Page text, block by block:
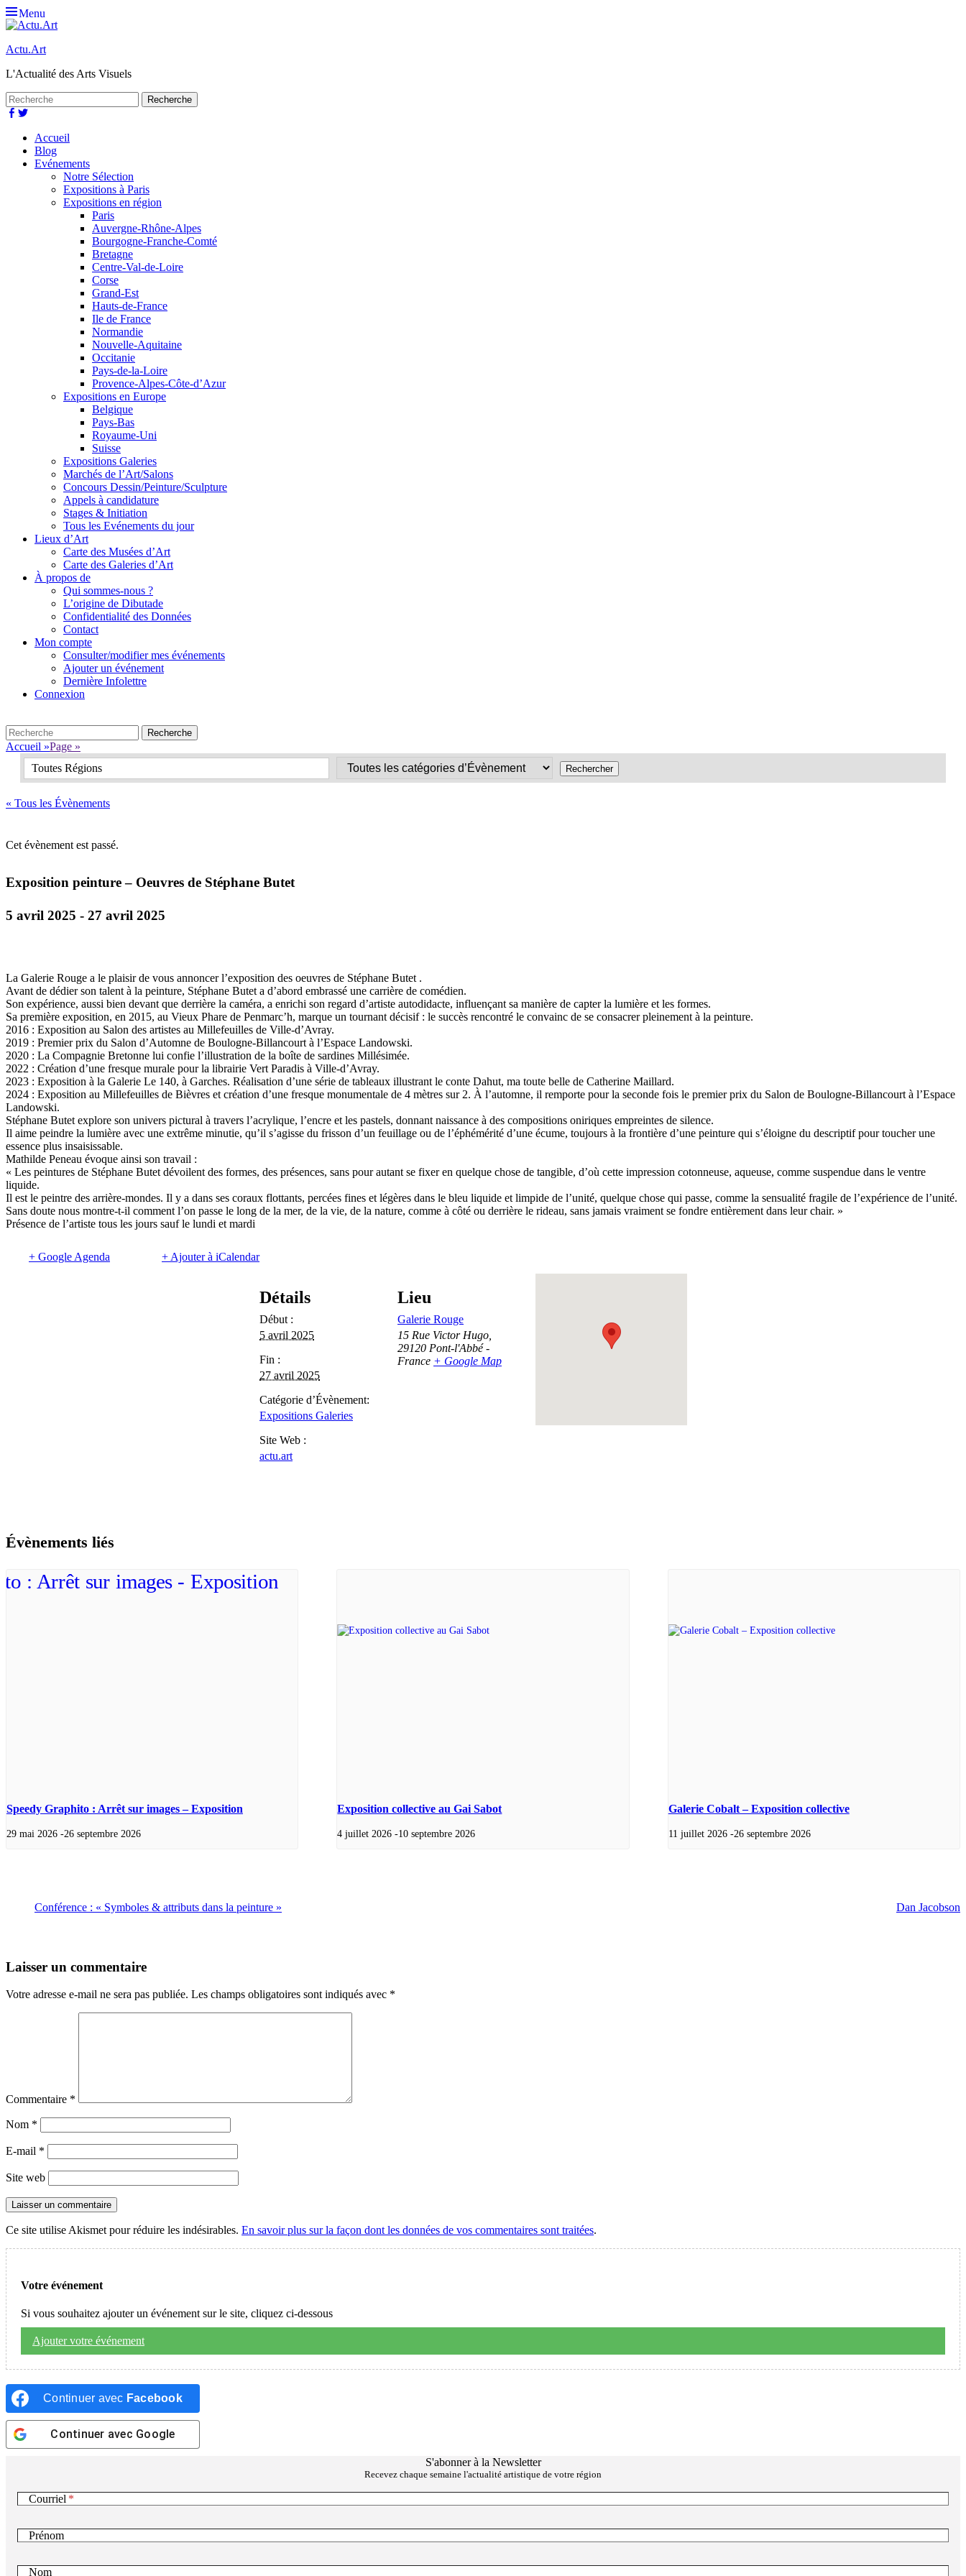
Menu
Actu.Art
L'Actualité des Arts Visuels
Recherche
pour:Facebook
Premier
menu
Aller
contenu
Accueil
Blog
Evénements
Notre Sélection
Expositions à Paris
Expositions en région
Paris
Auvergne-Rhône-Alpes
Bourgogne-Franche-Comté
Bretagne
Centre-Val-de-Loire
Corse
Grand-Est
Hauts-de-France
Ile de France
Normandie
Nouvelle-Aquitaine
Occitanie
Pays-de-la-Loire
Provence-Alpes-Côte-d’Azur
Expositions en Europe
Belgique
Pays-Bas
Royaume-Uni
Suisse
Expositions Galeries
Marchés de l’Art/Salons
Concours Dessin/Peinture/Sculpture
Appels à candidature
Stages & Initiation
Tous les Evénements du jour
Lieux d’Art
Carte des Musées d’Art
Carte des Galeries d’Art
À propos de
Qui sommes-nous ?
L’origine de Dibutade
Confidentialité des Données
Contact
Mon compte
Consulter/modifier mes événements
Ajouter un événement
Dernière Infolettre
Connexion
Recherche
pour:
Accueil »Page »
Toutes Régions
« Tous les Évènements
Cet évènement est passé.
Exposition peinture – Oeuvres de Stéphane Butet
5 avril 2025 - 27 avril 2025
La Galerie Rouge a le plaisir de vous annoncer l’exposition des oeuvres de Stéphane Butet .
Avant de dédier son talent à la peinture, Stéphane Butet a d’abord embrassé une carrière de comédien.
Son expérience, aussi bien devant que derrière la caméra, a enrichi son regard d’artiste autodidacte, influençant sa manière de capter la lumière et les formes.
Sa première exposition, en 2015, au Vieux Phare de Penmarc’h, marque un tournant décisif : le succès rencontré le convainc de se consacrer pleinement à la peinture.
2016 : Exposition au Salon des artistes au Millefeuilles de Ville-d’Avray.
2019 : Premier prix du Salon d’Automne de Boulogne-Billancourt à l’Espace Landowski.
2020 : La Compagnie Bretonne lui confie l’illustration de la boîte de sardines Millésimée.
2022 : Création d’une fresque murale pour la librairie Vert Paradis à Ville-d’Avray.
2023 : Exposition à la Galerie Le 140, à Garches. Réalisation d’une série de tableaux illustrant le conte Dahut, ma toute belle de Catherine Maillard.
2024 : Exposition au Millefeuilles de Bièvres et création d’une fresque monumentale de 4 mètres sur 2. À l’automne, il remporte pour la seconde fois le premier prix du Salon de Boulogne-Billancourt à l’Espace
Landowski.
Stéphane Butet explore son univers pictural à travers l’acrylique, l’encre et les pastels, donnant naissance à des compositions oniriques empreintes de silence.
Il aime peindre la lumière avec une extrême minutie, qu’il s’agisse du frisson d’un feuillage ou de l’éphémérité d’une écume, toujours à la frontière d’une peinture qui s’éloigne du descriptif pour toucher une
essence plus insaisissable.
Mathilde Peneau évoque ainsi son travail :
« Les peintures de Stéphane Butet dévoilent des formes, des présences, sans pour autant se fixer en quelque chose de tangible, d’où cette impression cotonneuse, aqueuse, comme suspendue dans le ventre
liquide.
Il est le peintre des arrière-mondes. Il y a dans ses coraux flottants, percées fines et légères dans le bleu liquide et limpide de l’unité, quelque chose qui passe, comme la sensualité fragile de l’expérience de l’unité.
Sans doute nous montre-t-il comment l’on passe le long de la mer, de la vie, de la nature, comme à côté ou derrière le rideau, sans jamais vraiment se fondre entièrement dans leur chair. »
Présence de l’artiste tous les jours sauf le lundi et mardi
+ Google Agenda + Ajouter à iCalendar
Détails
Début :
5 avril 2025
Fin :
27 avril 2025
Catégorie d’Évènement:
Expositions Galeries
Site Web :
actu.art
Lieu
Galerie Rouge
15 Rue Victor Hugo
29120 Pont-l'Abbé -
France + Google Map
Évènements liés
Speedy Graphito : Arrêt sur images – Exposition
29 mai 2026 -26 septembre 2026
Exposition collective au Gai Sabot
4 juillet 2026 -10 septembre 2026
Galerie Cobalt – Exposition collective
11 juillet 2026 -26 septembre 2026
Conférence : « Symboles & attributs dans la peinture » Dan Jacobson
Laisser un commentaire
Votre adresse e-mail ne sera pas publiée. Les champs obligatoires sont indiqués avec *
Commentaire *
Nom *
E-mail *
Site web
Ce site utilise Akismet pour réduire les indésirables. En savoir plus sur la façon dont les données de vos commentaires sont traitées.
Votre événement
Si vous souhaitez ajouter un événement sur le site, cliquez ci-dessous
Ajouter votre événement
Continuer avec Facebook
Continuer avec Google
S'abonner à la Newsletter
Recevez chaque semaine l'actualité artistique de votre région
Courriel
Prénom
Nom